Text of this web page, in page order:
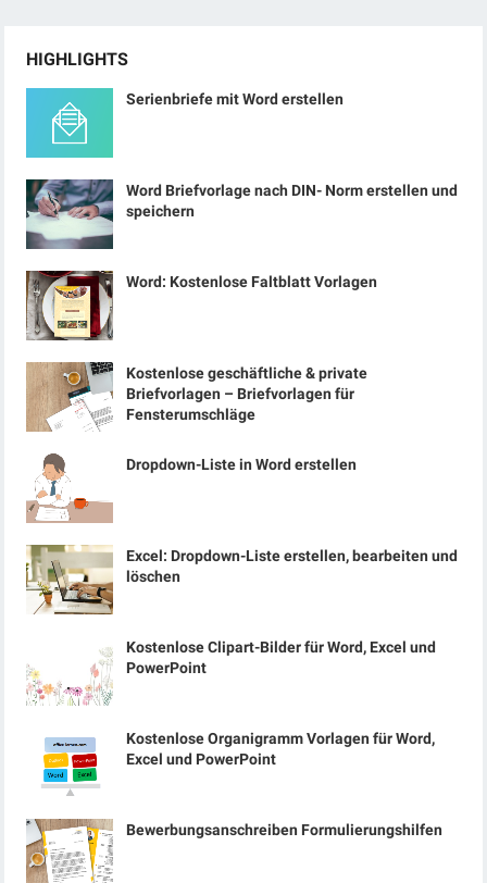
HIGHLIGHTS
Serienbriefe mit Word erstellen
Word Briefvorlage nach DIN- Norm erstellen und
speichern
Word: Kostenlose Faltblatt Vorlagen
Kostenlose geschäftliche & private
Briefvorlagen – Briefvorlagen für
Fensterumschläge
Dropdown-Liste in Word erstellen
Excel: Dropdown-Liste erstellen, bearbeiten und
löschen
Kostenlose Clipart-Bilder für Word, Excel und
PowerPoint
Kostenlose Organigramm Vorlagen für Word,
Excel und PowerPoint
Bewerbungsanschreiben Formulierungshilfen